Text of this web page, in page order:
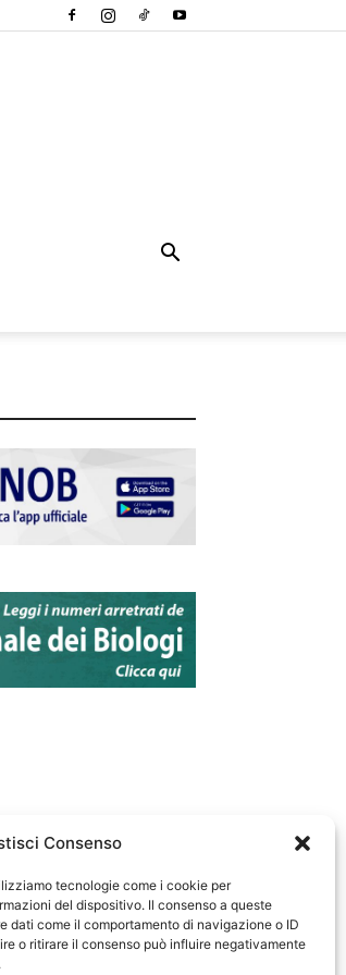
Consenso
tecnologie come i cookie per
del dispositivo. Il consenso a queste
dati come il comportamento di navigazione o ID
o ritirare il consenso può influire negativamente